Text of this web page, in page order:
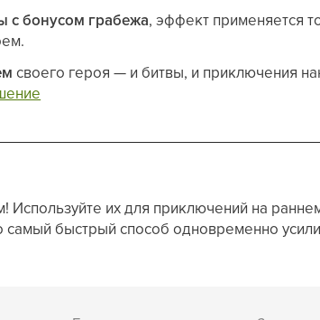
с бонусом грабежа, эффект применяется
своего героя — и битвы, и приключения
их для приключений на
быстрый способ одновременно